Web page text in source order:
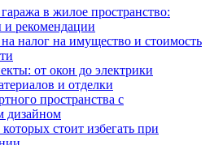
в жилое пространство:
и рекомендации
налог на имущество и стоимость
от окон до электрики
и отделки
пространства с
дизайном
стоит избегать при